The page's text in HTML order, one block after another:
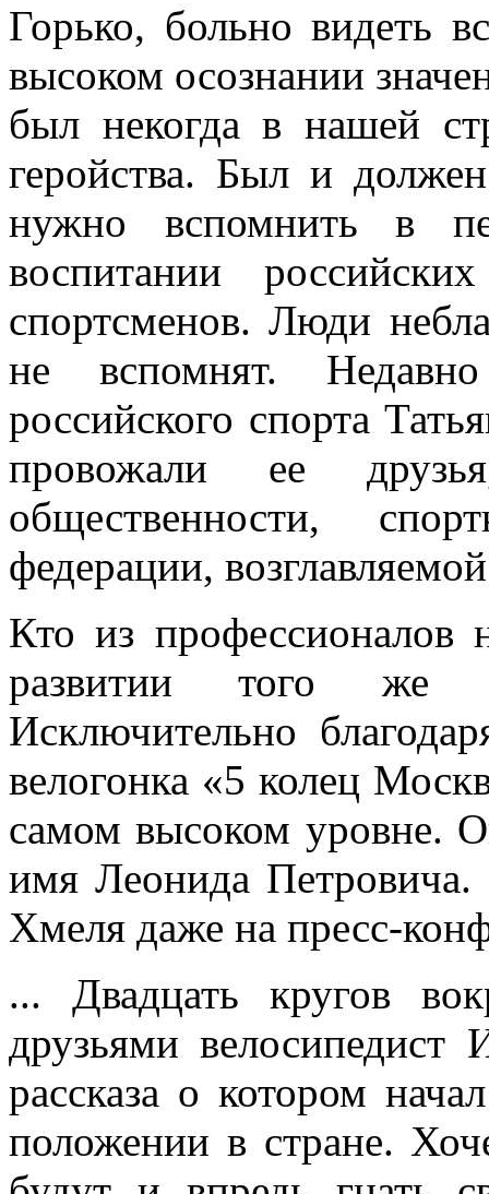
Горько, больно видеть
высоком осознании
был некогда в нашей
геройства. Был и
нужно вспомнить в
воспитании
спортсменов. Люди
не вспомнят.
российского спорта
провожали ее
общественности,
федерации,
Кто из
развитии того же
Исключительно
велогонка «5 колец
самом высоком уровне.
имя Леонида
Хмеля даже на пресс-
... Двадцать кругов
друзьями
рассказа о котором
положении в стране.